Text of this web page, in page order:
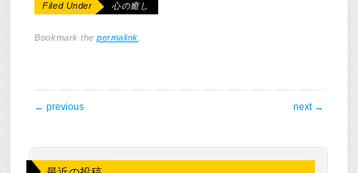
Filed Under 心の癒し
Bookmark thepermalink.
post navigation
← previous next →